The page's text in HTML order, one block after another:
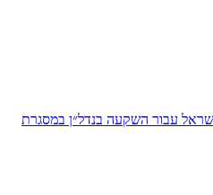
עבור השקעה בנדל״ן במסגרת